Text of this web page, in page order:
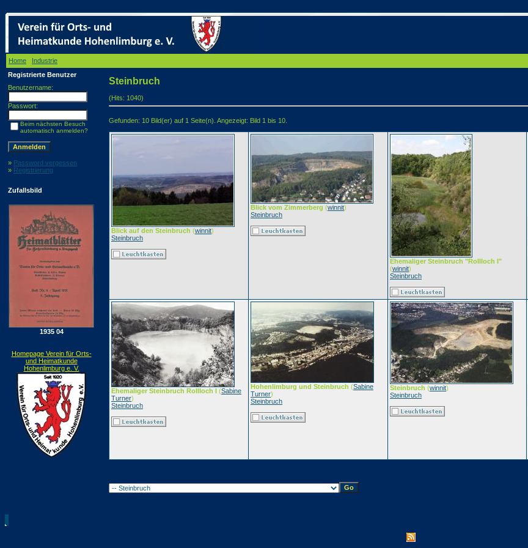
Home Industrie
Registrierte Benutzer
Benutzername:
Passwort:
Beim nächsten Besuch
automatisch anmelden?
» Password vergessen
» Registrierung
Zufallsbild
1935 04
Homepage Verein für Orts-
und Heimatkunde
Hohenlimburg e. V.
Steinbruch
(Hits: 1040)
Gefunden: 10 Bild(er) auf 1 Seite(n). Angezeigt: Bild 1 bis 10.
Blick auf den Steinbruch (winnit)
Steinbruch
Blick vom Zimmerberg (winnit)
Steinbruch
Ehemaliger Steinbruch "Rollloch I"
(winnit)
Steinbruch
Ehemaliger Steinbruch Rollloch I (Sabine
Turner)
Steinbruch
Hohenlimburg und Steinbruch (Sabine
Turner)
Steinbruch
Steinbruch (winnit)
Steinbruch